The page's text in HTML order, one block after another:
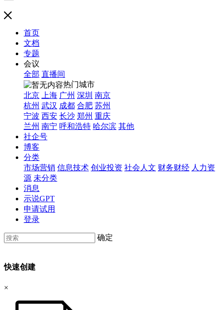
首页
文档
专题
会议
全部 直播间
热门城市
北京
上海 广州 深圳 南京
杭州 武汉 成都 合肥 苏州
宁波 西安 长沙 郑州 重庆
兰州 南宁 呼和浩特 哈尔滨 其他
社企号
博客
分类
市场营销 信息技术 创业投资 社会人文 财务财经 人力资
源 未分类
消息
示说GPT
申请试用
登录
确定
快速创建
×